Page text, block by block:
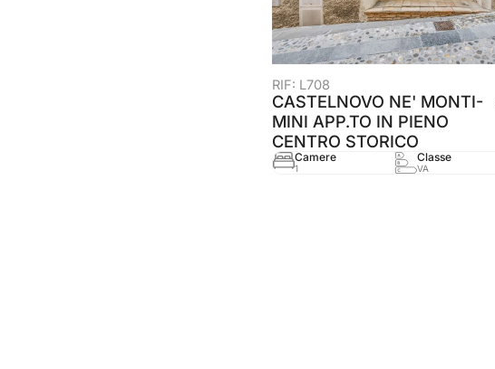
RIF: L708
CASTELNOVO NE' MONTI-
MINI APP.TO IN PIENO
CENTRO STORICO
Camere
1
Classe
VA